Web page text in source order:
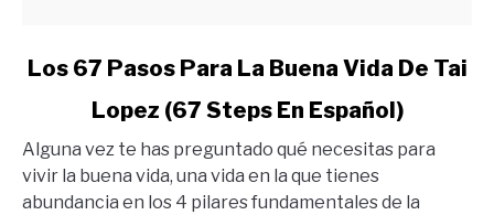
link
67
Pasos
Para
Los 67 Pasos Para La Buena Vida De Tai
Lopez (67 Steps En Español)
Alguna vez te has preguntado qué necesitas para
vivir la buena vida, una vida en la que tienes
abundancia en los 4 pilares fundamentales de la